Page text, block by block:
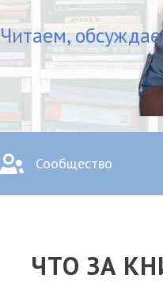
Читаем,
Сообщество
ЧТО ЗА